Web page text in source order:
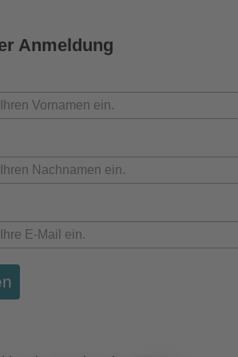
Anmeldung